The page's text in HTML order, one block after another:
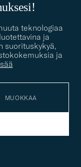
Leather Belt
teknologiaa
ja
suorituskykyä,
ja
MUOKKAA